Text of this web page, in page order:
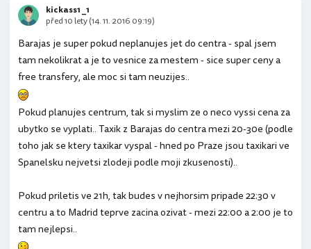
Barajas je super pokud neplanujes jet do centra - spal jsem
tam nekolikrat a je to vesnice za mestem - sice super ceny a
free transfery, ale moc si tam neuzijes..
Pokud planujes centrum, tak si myslim ze o neco vyssi cena za
ubytko se vyplati.. Taxik z Barajas do centra mezi 20-30e (podle
toho jak se ktery taxikar vyspal - hned po Praze jsou taxikari ve
Spanelsku nejvetsi zlodeji podle moji zkusenosti)..
Pokud priletis ve 21h, tak budes v nejhorsim pripade 22:30 v
centru a to Madrid teprve zacina ozivat - mezi 22:00 a 2:00 je to
tam nejlepsi..
kickass1 _1
před 10 lety (14. 11. 2016 09:19)